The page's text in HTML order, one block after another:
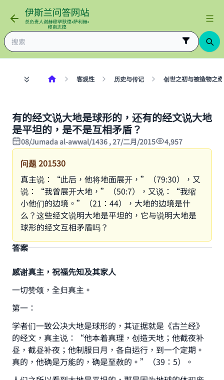
客观性 历史与传记 创世之初与被造物之
有的经文说大地是球形的，还有的经文说大地
是平坦的，是不是互相矛盾？
08/Jumada al-awwal/1436 , 27/二月/2015 4,957
问题201530
真主说：“此后，他将地面展开，”（79:30），又
说：“我曾展开大地，”（50:7），又说：“我缩
小他们的边境。”（21：44），大地的边境是什
么？这些经文说明大地是平坦的，它与说明大地是
球形的经文互相矛盾吗？
答案
感谢真主，祝福先知及其家人
一切赞颂，全归真主。
第一：
学者们一致公决大地是球形的，其证据就是《古兰经》
的经文，真主说：“他本着真理，创造天地；他截夜补
昼，截昼补夜；他制服日月，各自运行，到一个定期。
真的，他确是万能的，确是至赦的。”（39：5）。